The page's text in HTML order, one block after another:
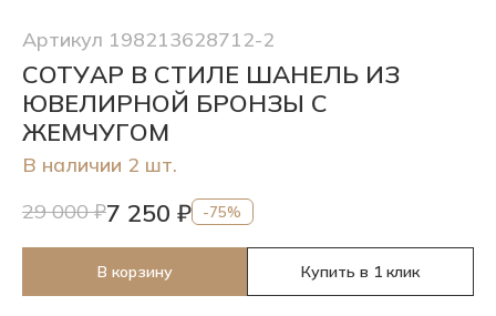
Артикул 198213628712-2
СОТУАР В СТИЛЕ ШАНЕЛЬ ИЗ
ЮВЕЛИРНОЙ БРОНЗЫ С
ЖЕМЧУГОМ
В наличии 2 шт.
29 000 ₽7 250 ₽ -75%
В корзину Купить в 1 клик